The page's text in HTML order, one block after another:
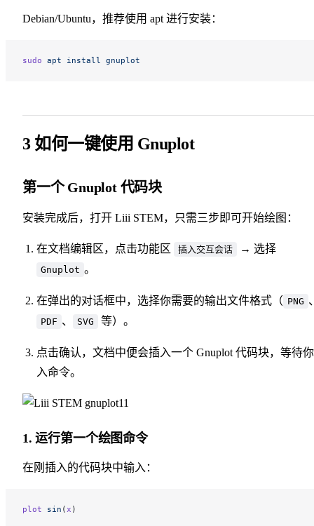
Debian/Ubuntu，推荐使用 apt 进行安装：
sudo apt install gnuplot
3 如何一键使用 Gnuplot
第一个 Gnuplot 代码块
安装完成后，打开 Liii STEM，只需三步即可开始绘图：
在文档编辑区，点击功能区 插入交互会话 → 选择
Gnuplot 。
在弹出的对话框中，选择你需要的输出文件格式（ PNG
PDF 、 SVG 等）。
点击确认，文档中便会插入一个 Gnuplot 代码块，等待
入命令。
1.运行第一个绘图命令
在刚插入的代码块中输入：
plot sin ( x )